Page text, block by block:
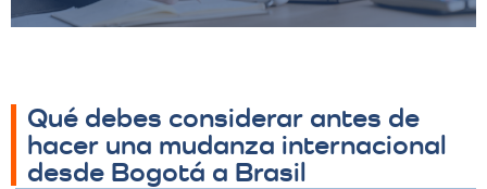
Qué debes considerar antes de
hacer una mudanza internacional
desde Bogotá a Brasil